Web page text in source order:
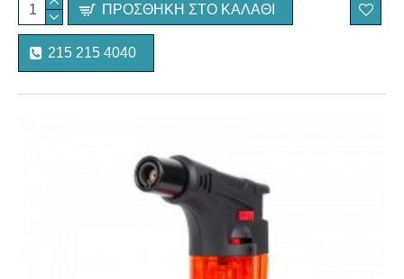
ΠΡΟΣΘΉΚΗ ΣΤΟ ΚΑΛΆΘΙ
215 215 4040